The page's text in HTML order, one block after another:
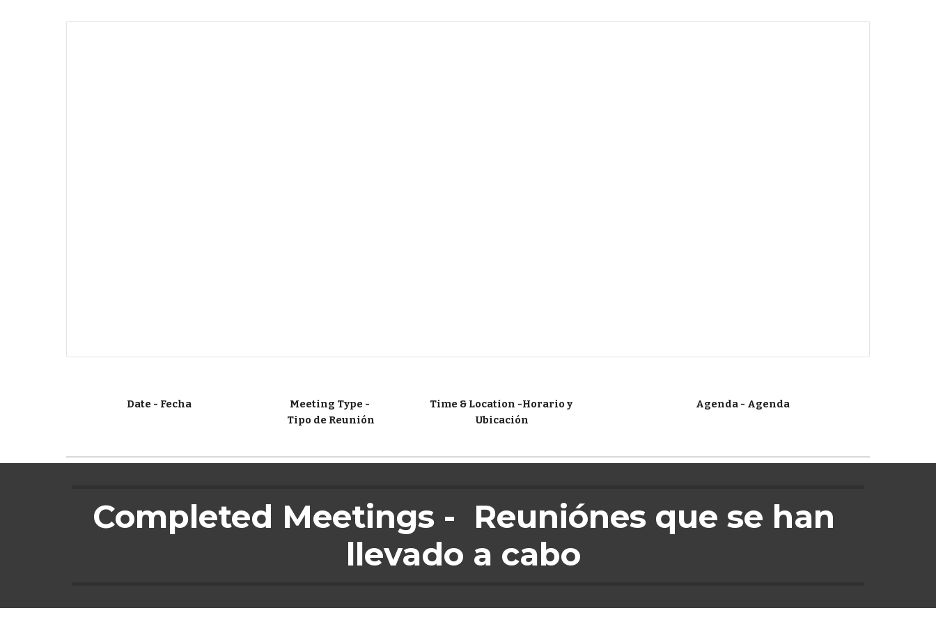
Date - Fecha
Meeting Type -
Tipo de Reunión
Time & Location -Horario y
Ubicación
Agenda - Agenda
Completed Meetings - Reuniónes que se han
llevado a cabo